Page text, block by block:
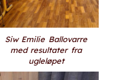
Siw Emilie Ballovarre
med resultater fra
ugleløpet